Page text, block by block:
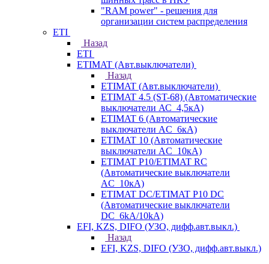
"RAM power" - решения для
организации систем распределения
ETI
Назад
ETI
ETIMAT (Авт.выключатели)
Назад
ETIMAT (Авт.выключатели)
ETIMAT 4.5 (ST-68) (Автоматические
выключатели АС_4,5кА)
ETIMAT 6 (Автоматические
выключатели AC_6кА)
ETIMAT 10 (Автоматические
выключатели AC_10кА)
ETIMAT P10/ETIMAT RC
(Автоматические выключатели
AC_10кА)
ETIMAT DC/ETIMAT P10 DC
(Автоматические выключатели
DC_6kA/10kA)
EFI, KZS, DIFO (УЗО, дифф.авт.выкл.)
Назад
EFI, KZS, DIFO (УЗО, дифф.авт.выкл.)